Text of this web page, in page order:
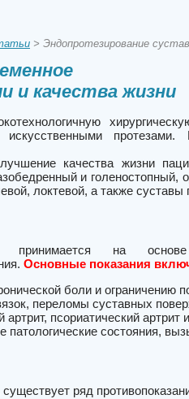
> Эндопротезирование
и качества жизни
качества жизни
и голеностопный,
локтевой, а также суставы
принимается на основе
Основные показания
боли и ограничению
переломы суставных
псориатический артрит
патологические состояния,
ряд